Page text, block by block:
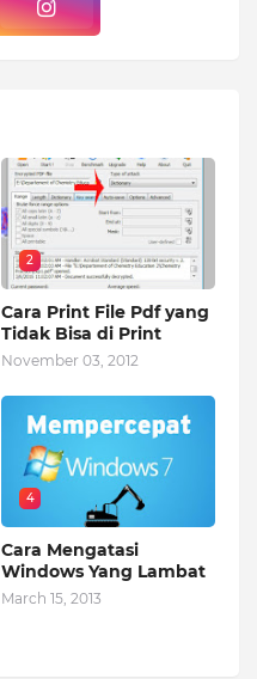
2
Cara Print File Pdf yang
Tidak Bisa di Print
November 03, 2012
4
Cara Mengatasi
Windows Yang Lambat
March 15, 2013